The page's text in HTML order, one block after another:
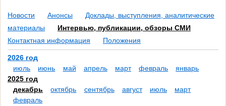
Новости Анонсы
Доклады, выступления, аналитические
материалы
Интервью, публикации, обзоры СМИ
Контактная информация
Положения
2026 год
июль
июнь май апрель март февраль
январь
2025 год
декабрь
октябрь сентябрь август июль
март
февраль